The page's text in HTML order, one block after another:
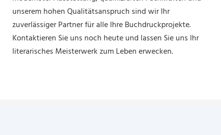
unserem hohen Qualitätsanspruch sind wir Ihr
zuverlässiger Partner für alle Ihre Buchdruckprojekte.
Kontaktieren Sie uns noch heute und lassen Sie uns Ihr
literarisches Meisterwerk zum Leben erwecken.